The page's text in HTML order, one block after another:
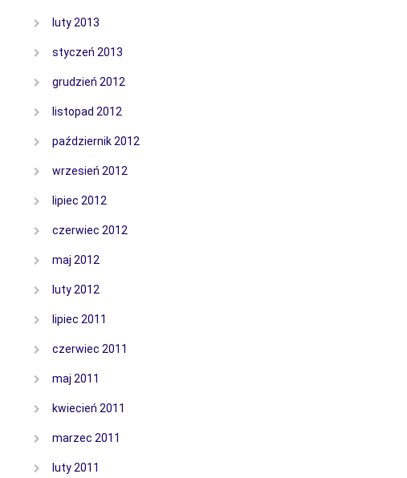
luty 2013
styczeń 2013
grudzień 2012
listopad 2012
październik 2012
wrzesień 2012
lipiec 2012
czerwiec 2012
maj 2012
luty 2012
lipiec 2011
czerwiec 2011
maj 2011
kwiecień 2011
marzec 2011
luty 2011